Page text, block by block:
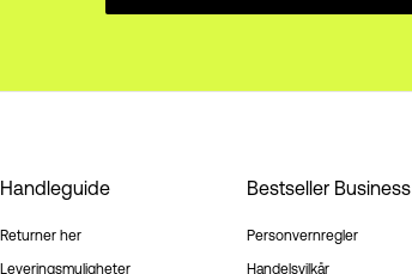
Handleguide
Returner her
Leveringsmuligheter
Bestseller Business
Personvernregler
Handelsvilkår